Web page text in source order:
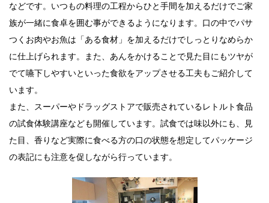
などです。いつもの料理の工程からひと手間を加えるだけでご家
族が一緒に食卓を囲む事ができるようになります。口の中でパサ
つくお肉やお魚は「ある食材」を加えるだけでしっとりなめらか
に仕上げられます。また、あんをかけることで見た目にもツヤが
でて嚥下しやすいといった食欲をアップさせる工夫もご紹介して
います。
また、スーパーやドラッグストアで販売されているレトルト食品
の試食体験講座なども開催しています。試食では味以外にも、見
た目、香りなど実際に食べる方の口の状態を想定してパッケージ
の表記にも注意を促しながら行っています。